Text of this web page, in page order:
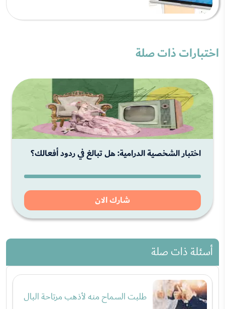
اختبارات ذات صلة
اختبار الشخصية الدرامية: هل تبالغ في ردود أفعالك؟
شارك الان
أسئلة ذات صلة
طلبت السماح منه لأذهب مرتاحة البال